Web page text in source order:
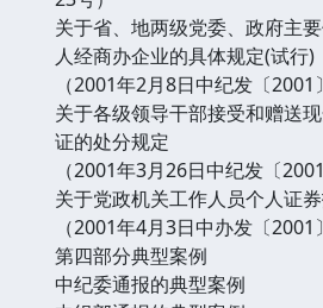
关于省、地两级党委、政府主
人经商办企业的具体规定(试行)
（2001年2月8日中纪发〔2001
关于各级领导干部接受和赠送
证的处分规定
（2001年3月26日中纪发〔
关于党政机关工作人员个人证
（2001年4月3日中办发〔2001
第四部分典型案例
中纪委通报的典型案例